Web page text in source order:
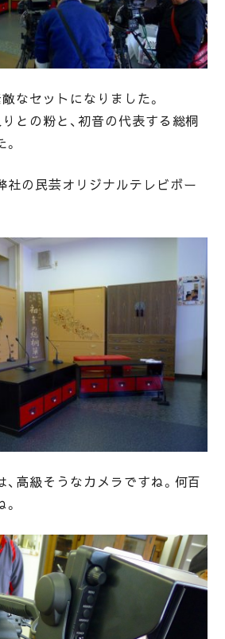
なセットになりました。
との粉と、初音の代表する総桐
社の民芸オリジナルテレビボー
高級そうなカメラですね。何百